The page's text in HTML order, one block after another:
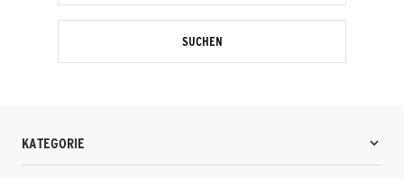
SUCHEN
KATEGORIE